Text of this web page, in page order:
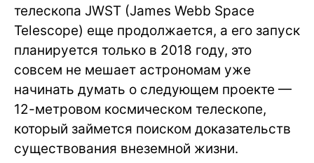
телескопа JWST (James Webb Space
Telescope) еще продолжается, а его запуск
планируется только в 2018 году, это
совсем не мешает астрономам уже
начинать думать о следующем проекте —
12-метровом космическом телескопе,
который займется поиском доказательств
существования внеземной жизни.